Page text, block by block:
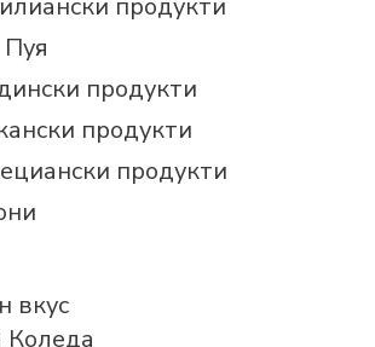
продукти
продукти
продукти
вкус
Коледа